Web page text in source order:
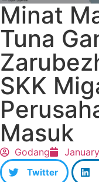
Minat
Tuna
SKK
Masuk
Godang
Twitter